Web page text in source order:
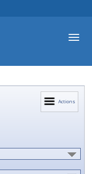
Actions